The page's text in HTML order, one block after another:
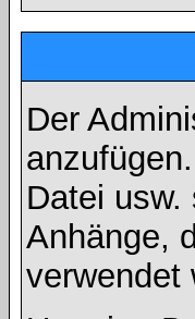
Der
Datei
Anhänge,
verwendet